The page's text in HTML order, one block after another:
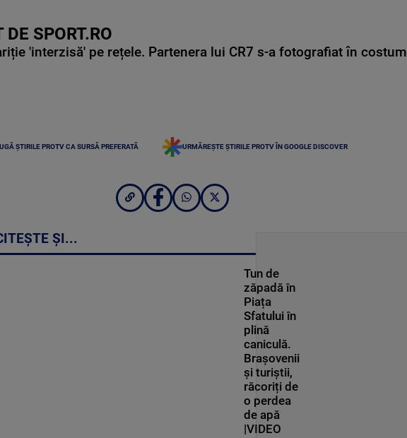
SPORT.RO
'interzisă' pe rețele. Partenera lui CR7 s-a fotografiat în costum
ȘTIRILE PROTV CA SURSĂ PREFERATĂ URMĂREȘTE ȘTIRILE PROTV ÎN GOOGLE DISCOVER
ȘI...
Tun de
zăpadă în
Piața
Sfatului în
plină
caniculă.
Brașovenii
și turiștii,
răcoriți de
o perdea
de apă
|VIDEO